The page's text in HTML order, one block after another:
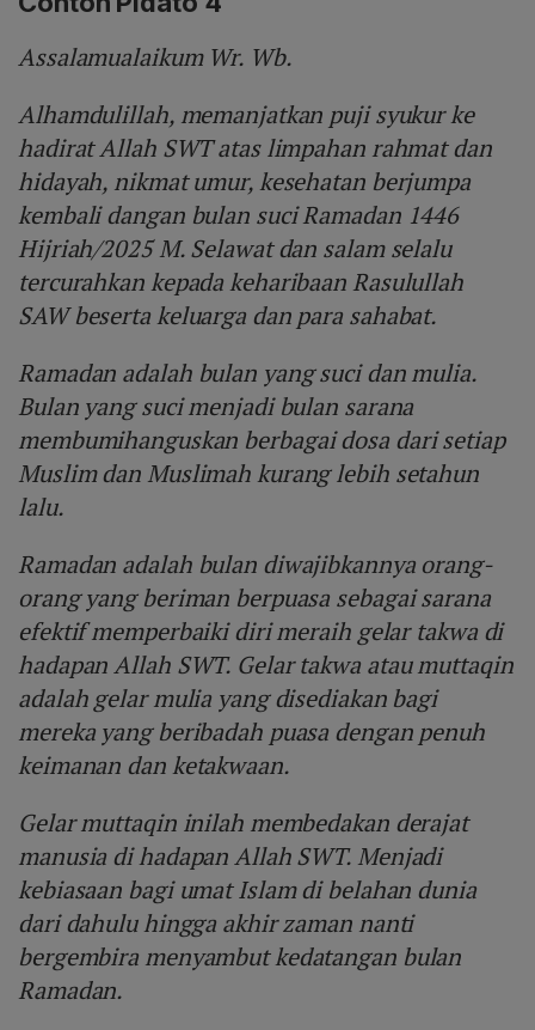
Assalamualaikum Wr. Wb.
Alhamdulillah, memanjatkan puji syukur ke
hadirat Allah SWT atas limpahan rahmat dan
hidayah, nikmat umur, kesehatan berjumpa
kembali dangan bulan suci Ramadan 1446
Hijriah/2025 M. Selawat dan salam selalu
tercurahkan kepada keharibaan Rasulullah
SAW beserta keluarga dan para sahabat.
Ramadan adalah bulan yang suci dan mulia.
Bulan yang suci menjadi bulan sarana
membumihanguskan berbagai dosa dari setiap
Muslim dan Muslimah kurang lebih setahun
lalu.
Ramadan adalah bulan diwajibkannya orang-
orang yang beriman berpuasa sebagai sarana
efektif memperbaiki diri meraih gelar takwa di
hadapan Allah SWT. Gelar takwa atau muttaqin
adalah gelar mulia yang disediakan bagi
mereka yang beribadah puasa dengan penuh
keimanan dan ketakwaan.
Gelar muttaqin inilah membedakan derajat
manusia di hadapan Allah SWT. Menjadi
kebiasaan bagi umat Islam di belahan dunia
dari dahulu hingga akhir zaman nanti
bergembira menyambut kedatangan bulan
Ramadan.